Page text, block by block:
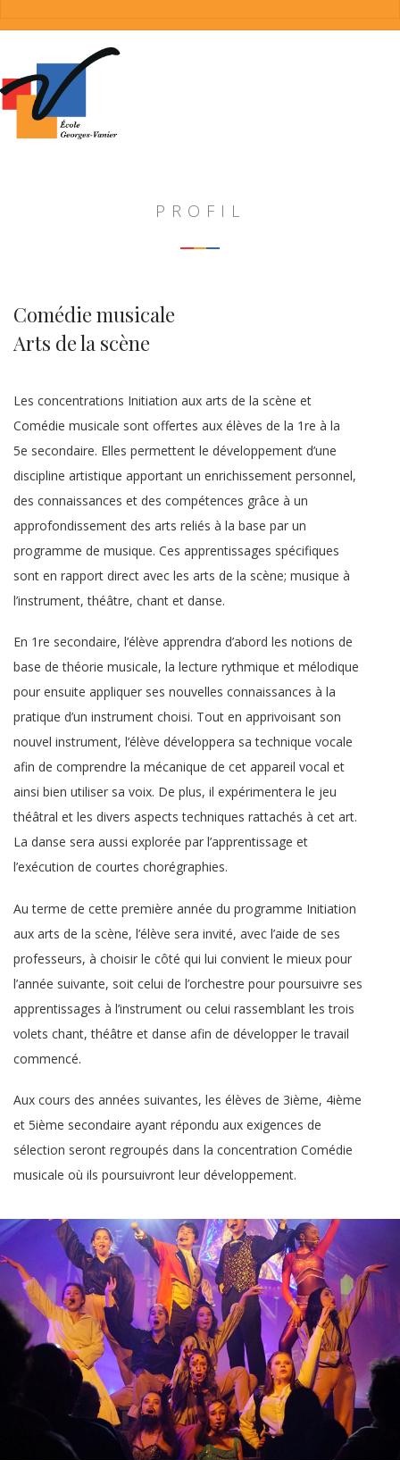
PROFIL
Comédie musicale
Arts de la scène
Les concentrations Initiation aux arts de la scène et
Comédie musicale sont offertes aux élèves de la 1re à la
5e secondaire. Elles permettent le développement d’une
discipline artistique apportant un enrichissement personnel,
des connaissances et des compétences grâce à un
approfondissement des arts reliés à la base par un
programme de musique. Ces apprentissages spécifiques
sont en rapport direct avec les arts de la scène; musique à
l’instrument, théâtre, chant et danse.
En 1re secondaire, l’élève apprendra d’abord les notions de
base de théorie musicale, la lecture rythmique et mélodique
pour ensuite appliquer ses nouvelles connaissances à la
pratique d’un instrument choisi. Tout en apprivoisant son
nouvel instrument, l’élève développera sa technique vocale
afin de comprendre la mécanique de cet appareil vocal et
ainsi bien utiliser sa voix. De plus, il expérimentera le jeu
théâtral et les divers aspects techniques rattachés à cet art.
La danse sera aussi explorée par l’apprentissage et
l’exécution de courtes chorégraphies.
Au terme de cette première année du programme Initiation
aux arts de la scène, l’élève sera invité, avec l’aide de ses
professeurs, à choisir le côté qui lui convient le mieux pour
l’année suivante, soit celui de l’orchestre pour poursuivre ses
apprentissages à l’instrument ou celui rassemblant les trois
volets chant, théâtre et danse afin de développer le travail
commencé.
Aux cours des années suivantes, les élèves de 3ième, 4ième
et 5ième secondaire ayant répondu aux exigences de
sélection seront regroupés dans la concentration Comédie
musicale où ils poursuivront leur développement.